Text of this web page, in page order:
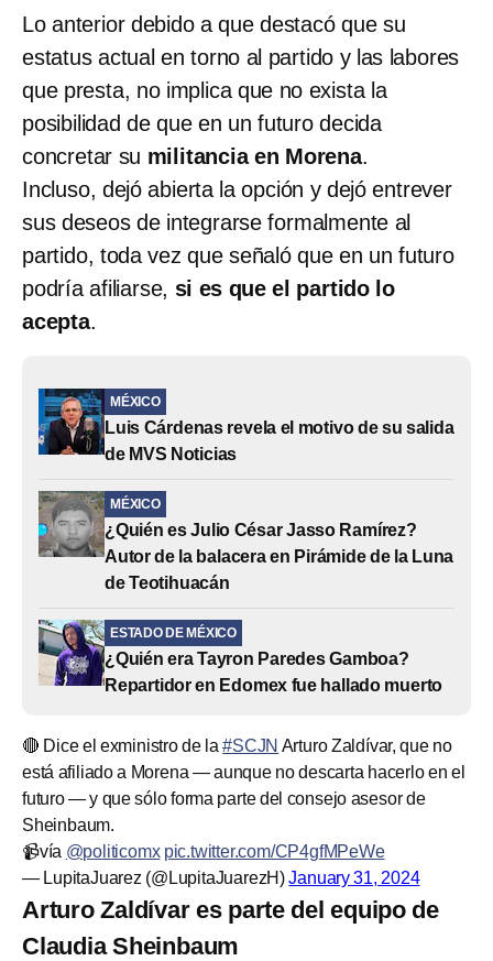
Lo anterior debido a que destacó que su
estatus actual en torno al partido y las labores
que presta, no implica que no exista la
posibilidad de que en un futuro decida
concretar su militancia en Morena.
Incluso, dejó abierta la opción y dejó entrever
sus deseos de integrarse formalmente al
partido, toda vez que señaló que en un futuro
podría afiliarse, si es que el partido lo
acepta.
MÉXICO
Luis Cárdenas revela el motivo de su salida
de MVS Noticias
MÉXICO
¿Quién es Julio César Jasso Ramírez?
Autor de la balacera en Pirámide de la Luna
de Teotihuacán
ESTADO DE MÉXICO
¿Quién era Tayron Paredes Gamboa?
Repartidor en Edomex fue hallado muerto
🔴 Dice el exministro de la#SCJN Arturo Zaldívar, que no
está afiliado a Morena — aunque no descarta hacerlo en el
futuro — y que sólo forma parte del consejo asesor de
Sheinbaum.
📹vía @politicomx pic.twitter.com/CP4gfMPeWe
— LupitaJuarez (@LupitaJuarezH)January 31, 2024
Arturo Zaldívar es parte del equipo de
Claudia Sheinbaum